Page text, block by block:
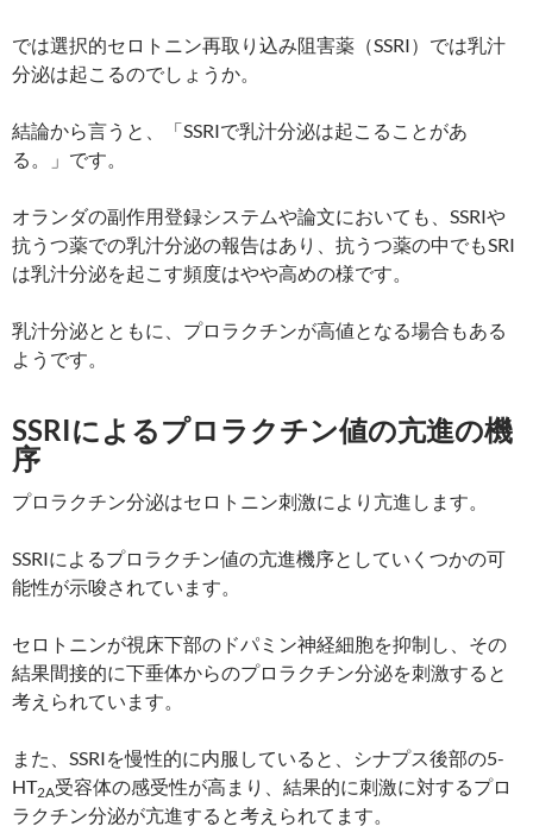
では選択的セロトニン再取り込み阻害薬（SSRI）では乳汁
分泌は起こるのでしょうか。
結論から言うと、「SSRIで乳汁分泌は起こることがあ
る。」です。
オランダの副作用登録システムや論文においても、SSRIや
抗うつ薬での乳汁分泌の報告はあり、抗うつ薬の中でもSRI
は乳汁分泌を起こす頻度はやや高めの様です。
乳汁分泌とともに、プロラクチンが高値となる場合もある
ようです。
SSRIによるプロラクチン値の亢進の機
序
プロラクチン分泌はセロトニン刺激により亢進します。
SSRIによるプロラクチン値の亢進機序としていくつかの可
能性が示唆されています。
セロトニンが視床下部のドパミン神経細胞を抑制し、その
結果間接的に下垂体からのプロラクチン分泌を刺激すると
考えられています。
また、SSRIを慢性的に内服していると、シナプス後部の5-
HT2A受容体の感受性が高まり、結果的に刺激に対するプロ
ラクチン分泌が亢進すると考えられてます。